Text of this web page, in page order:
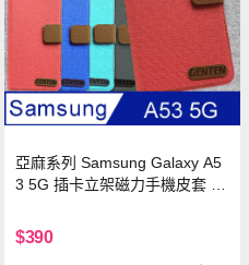
亞麻系列 Samsung Galaxy A5
3 5G 插卡立架磁力手機皮套 藍
$390